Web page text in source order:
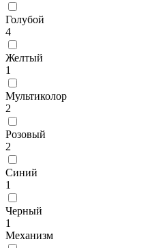
Голубой
4
Желтый
1
Мультиколор
2
Розовый
2
Синий
1
Черный
1
Механизм